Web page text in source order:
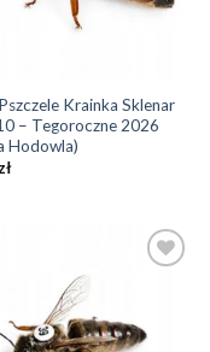
Krainka Sklenar
– Tegoroczne 2026
Hodowla)
Add to
Wishlist